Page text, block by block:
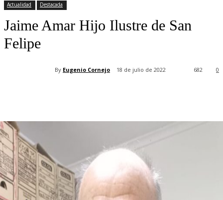
Actualidad Destacada
Jaime Amar Hijo Ilustre de San
Felipe
By Eugenio Cornejo 18 de julio de 2022 0
682